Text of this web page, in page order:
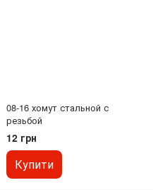
08-16 хомут стальной с
резьбой
12 грн
Купити